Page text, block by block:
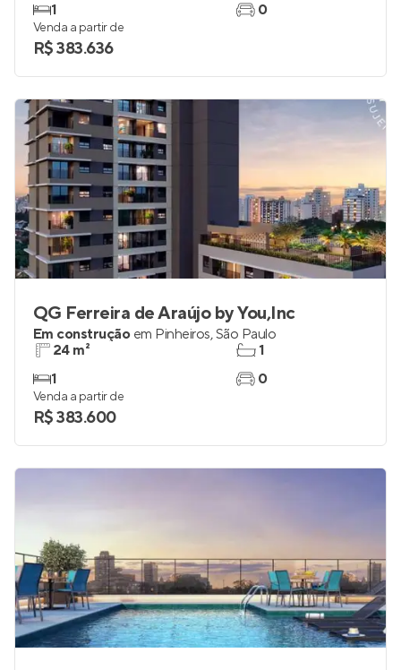
1
0
Venda a partir de
R$ 383.636
QG Ferreira de Araújo by You,Inc
Em construção em Pinheiros,São Paulo
24 m²
1
1
0
Venda a partir de
R$ 383.600